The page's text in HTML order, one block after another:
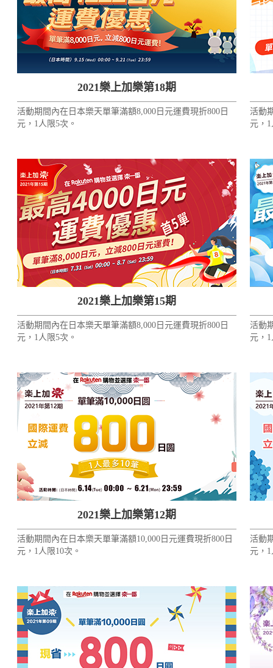
2021樂上加樂第18期
活動期間內在日本樂天單筆滿額8,000日元運費現折800日
元，1人限5次。
活動
元，
2021樂上加樂第15期
活動期間內在日本樂天單筆滿額8,000日元運費現折800日
元，1人限5次。
活動
元，
2021樂上加樂第12期
活動期間內在日本樂天單筆滿額10,000日元運費現折800日
元，1人限10次。
活動
元，1